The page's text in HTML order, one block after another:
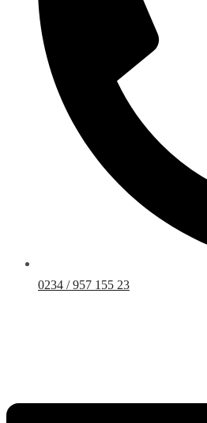
0234 / 957 155 23